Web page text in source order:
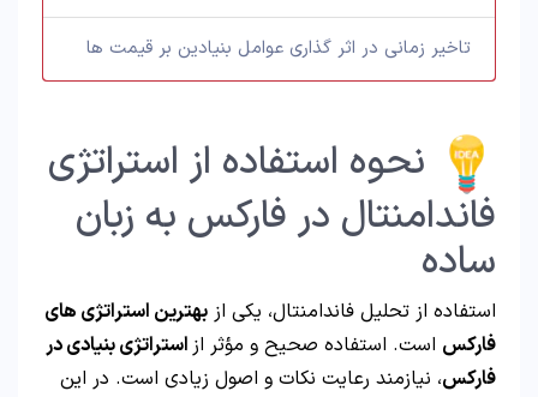
تاخیر زمانی در اثر گذاری عوامل بنیادین بر قیمت ها
نحوه استفاده از استراتژی
فاندامنتال در فارکس به زبان
ساده
استفاده از تحلیل فاندامنتال، یکی از بهترین استراتژی های
فارکس است. استفاده صحیح و مؤثر از استراتژی بنیادی در
فارکس، نیازمند رعایت نکات و اصول زیادی است. در این